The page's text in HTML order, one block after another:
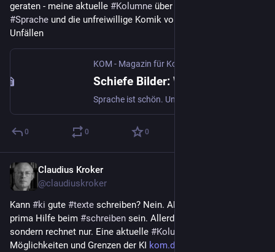
geraten - meine aktuelle #Kolumne
#Sprache und die unfreiwillige Komik von Formulierungs-
Unfällen
0 0 0
Claudius Kroker
@claudiuskroker
Kann #ki gute #texte schreiben? Nein. Aber sie kann eine
prima Hilfe beim #schreiben sein. Allerdings weiß sie nichts,
sondern rechnet nur. Eine aktuelle #Kolumne
Möglichkeiten und Grenzen der KI kom.de/digital/ungarn-mit-